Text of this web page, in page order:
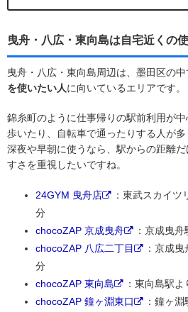
曳舟・八広・東向島は自宅近くの
曳舟・八広・東向島周辺は、墨田区の中
を使いたい人に向いているエリアです。
錦糸町のように仕事帰りの駅前利用が
歩いたり、自転車で通ったりする人が多
深夜や早朝に使うなら、駅からの距離
すさを重視したいですね。
24GYM 曳舟店
：東武スカイツ
分
chocoZAP 京成曳舟
：京成曳
chocoZAP 八広二丁目
：京成
分
chocoZAP 東向島
：東向島駅
chocoZAP 鐘ヶ淵東口
：鐘ヶ